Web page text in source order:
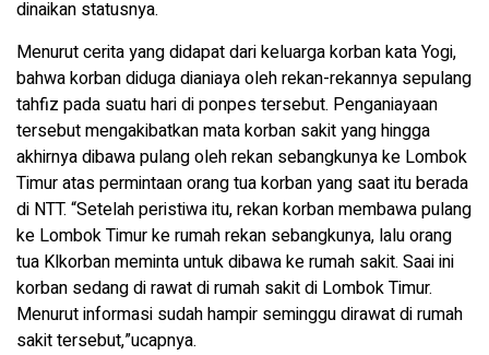
dinaikan statusnya.
Menurut cerita yang didapat dari keluarga korban kata Yogi,
bahwa korban diduga dianiaya oleh rekan-rekannya sepulang
tahfiz pada suatu hari di ponpes tersebut. Penganiayaan
tersebut mengakibatkan mata korban sakit yang hingga
akhirnya dibawa pulang oleh rekan sebangkunya ke Lombok
Timur atas permintaan orang tua korban yang saat itu berada
di NTT. “Setelah peristiwa itu, rekan korban membawa pulang
ke Lombok Timur ke rumah rekan sebangkunya, lalu orang
tua Klkorban meminta untuk dibawa ke rumah sakit. Saai ini
korban sedang di rawat di rumah sakit di Lombok Timur.
Menurut informasi sudah hampir seminggu dirawat di rumah
sakit tersebut,”ucapnya.